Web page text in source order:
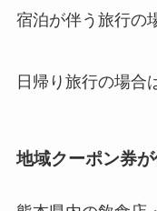
宿泊が伴う旅行の
日帰り旅行の場合
地域クーポン券